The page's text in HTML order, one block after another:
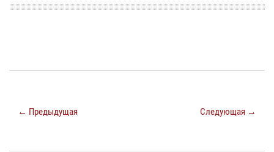
← Предыдущая Следующая →